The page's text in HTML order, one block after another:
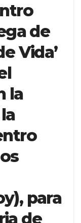
de
Vida’
la
para
de